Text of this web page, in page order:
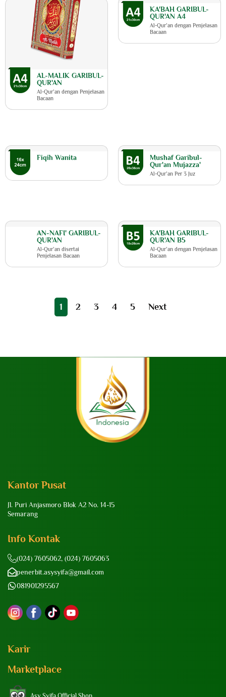
AL-MALIK GARIBUL-
QUR'AN
Al-Qur’an dengan Penjelasan
Bacaan
KA'BAH GARIBUL-
QUR'AN A4
Al-Qur’an dengan Penjelasan
Bacaan
Fiqih Wanita
Mushaf Garibul-
Qur'an Mujazza'
Al-Qur’an Per 3 Juz
AN-NAFI' GARIBUL-
QUR'AN
Al-Qur’an disertai
Penjelasan Bacaan
KA'BAH GARIBUL-
QUR'AN B5
Al-Qur’an dengan Penjelasan
Bacaan
1 2 3 4 5 Next
Kantor Pusat
Jl. Puri Anjasmoro Blok A2 No. 14-15
Semarang
Info Kontak
(024) 7605062, (024) 7605063
penerbit.asysyifa@gmail.com
081901295567
Karir
Marketplace